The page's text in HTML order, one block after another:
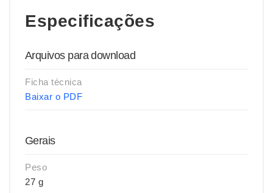
Especificações
Arquivos para download
Ficha técnica
Baixar o PDF
Gerais
Peso
27 g